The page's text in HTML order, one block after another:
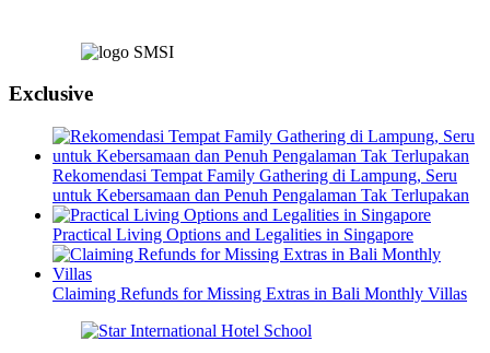
Exclusive
Rekomendasi Tempat Family Gathering di Lampung, Seru
untuk Kebersamaan dan Penuh Pengalaman Tak Terlupakan
Practical Living Options and Legalities in Singapore
Claiming Refunds for Missing Extras in Bali Monthly Villas